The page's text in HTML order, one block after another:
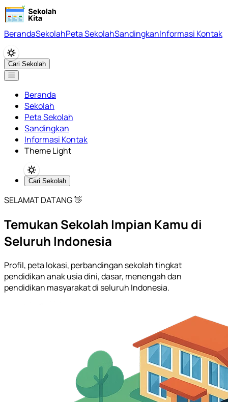
BerandaSekolahPeta SekolahSandingkanInformasi Kontak
Cari Sekolah
Beranda
Sekolah
Peta Sekolah
Sandingkan
Informasi Kontak
Theme Light
Cari Sekolah
SELAMAT DATANG 👋
Temukan Sekolah Impian Kamu di
Seluruh Indonesia
Profil, peta lokasi, perbandingan sekolah tingkat
pendidikan anak usia dini, dasar, menengah dan
pendidikan masyarakat di seluruh Indonesia.